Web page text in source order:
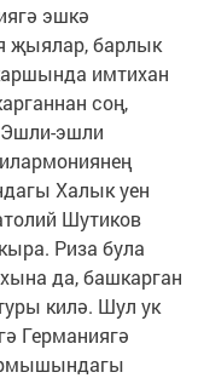
эшкә
җыялар, барлык
имтихан
соң,
Эшли-эшли
Халык уен
Шутиков
Риза була
да, башкарган
килә. Шул ук
Германиягә